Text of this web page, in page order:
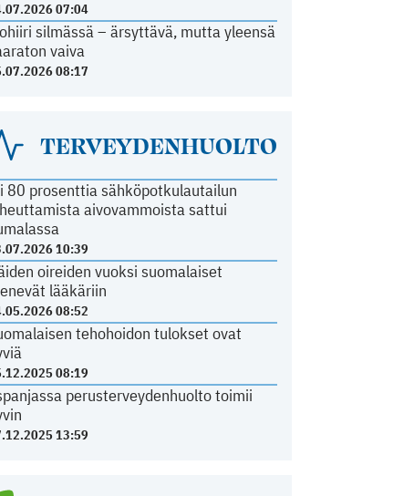
07:04
silmässä – ärsyttävä, mutta yleensä
vaiva
08:17
TERVEYDENHUOLTO
80 prosenttia sähköpotkulautailun
aivovammoista sattui
10:39
oireiden vuoksi suomalaiset
lääkäriin
08:52
tehohoidon tulokset ovat
08:19
perusterveydenhuolto toimii
13:59